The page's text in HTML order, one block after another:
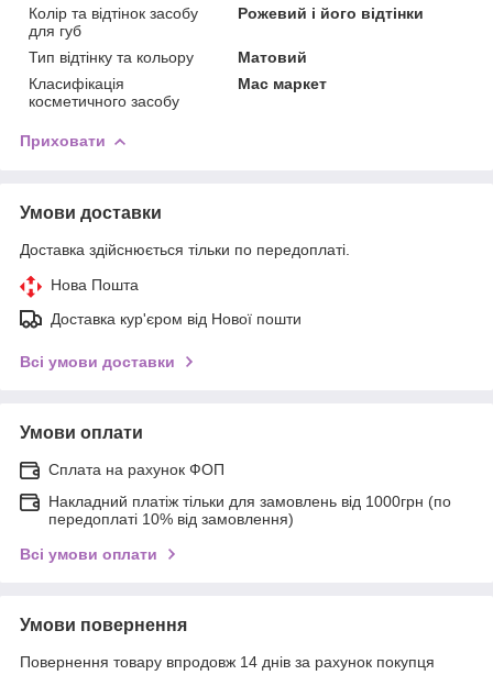
Колір та відтінок засобу
для губ
Рожевий і його відтінки
Тип відтінку та кольору
Матовий
Класифікація
косметичного засобу
Мас маркет
Приховати
Умови доставки
Доставка здійснюється тільки по передоплаті.
Нова Пошта
Доставка кур'єром від Нової пошти
Всі умови доставки
Умови оплати
Сплата на рахунок ФОП
Накладний платіж тільки для замовлень від 1000грн (по
передоплаті 10% від замовлення)
Всі умови оплати
Умови повернення
Повернення товару впродовж 14 днів за рахунок покупця